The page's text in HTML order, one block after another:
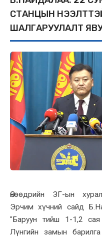
СТАНЦЫН
ШАЛГАРУУЛАЛТ
Өнөөдрийн ЗГ-ын
Эрчим хүчний сайд
"Баруун тийш 1-1,2
Лүнгийн замын